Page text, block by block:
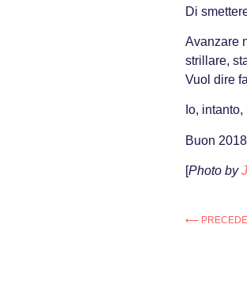
Di
Avanzare
strillare,
Vuol dire
Io,
Buon
[Photo by
⟵